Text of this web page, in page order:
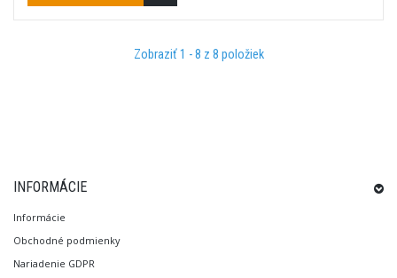
Zobraziť 1 - 8 z 8 položiek
INFORMÁCIE
Informácie
Obchodné podmienky
Nariadenie GDPR